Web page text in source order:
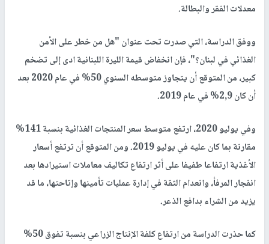
معدلات الفقر والبطالة.
ووفق الدراسة، التي صدرت تحت عنوان "هل من خطر على الأمن
الغذائي في لبنان؟"، فإن انخفاض قيمة الليرة اللبنانية ادى إلى تضخم
كبير، من المتوقع أن يتجاوز متوسطه السنوي 50% في عام 2020 بعد
أن كان 2,9% في عام 2019.
وفي يوليو 2020، ارتفع متوسط سعر المنتجات الغذائية بنسبة 141%
مقارنة بما كان عليه في يوليو 2019. ومن المتوقع أن ترتفع أسعار
الأغذية ارتفاعا طفيفا على أثر ارتفاع تكاليف معاملات استيرادها بعد
انفجار المرفأ، وانعدام الثقة في إدارة عمليات تأمينها وإتاحتها، ما قد
يزيد من الشراء بدافع الذعر.
كما حذرت الدراسة من ارتفاع كلفة الإنتاج الزراعي بنسبة تفوق 50%